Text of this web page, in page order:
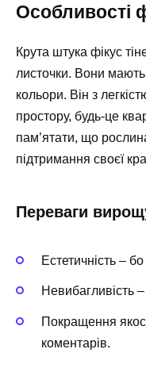
Особливості
Крута штука фікус
листочки. Вони мають
кольори. Він з
простору, будь-це
пам’ятати, що
підтримання своєї
Переваги
Естетичність –
Невибагливість
Покращення
коментарів.